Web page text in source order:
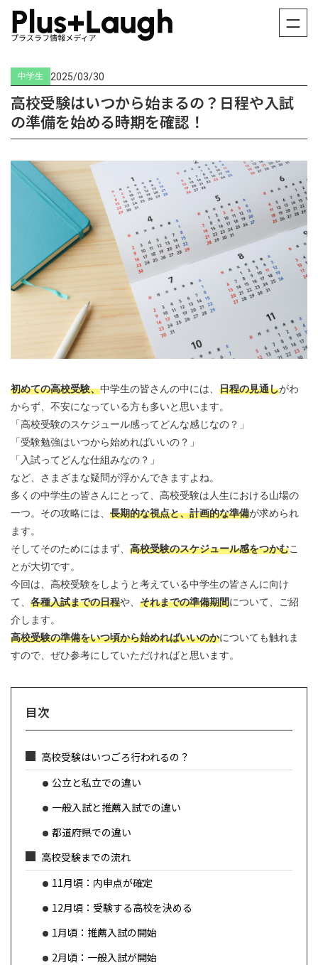
中学生 2025/03/30
高校受験はいつから始まるの？日程や入試
の準備を始める時期を確認！
初めての高校受験、中学生の皆さんの中には、 日程の見通しがわ
からず、不安になっている方も多いと思います。
「高校受験のスケジュール感ってどんな感じなの？」
「受験勉強はいつから始めればいいの？」
「入試ってどんな仕組みなの？」
など、さまざまな疑問が浮かんできますよね。
多くの中学生の皆さんにとって、高校受験は人生における山場の
一つ。その攻略には、 長期的な視点と、計画的な準備が求められ
ます。
そしてそのためにはまず、 高校受験のスケジュール感をつかむこ
とが大切です。
今回は、高校受験をしようと考えている中学生の皆さんに向け
て、 各種入試までの日程や、 それまでの準備期間について、ご紹
介します。
高校受験の準備をいつ頃から始めればいいのかについても触れま
すので、ぜひ参考にしていただければと思います。
目次
高校受験はいつごろ行われるの？
公立と私立での違い
一般入試と推薦入試での違い
都道府県での違い
高校受験までの流れ
11月頃：内申点が確定
12月頃：受験する高校を決める
1月頃：推薦入試の開始
2月頃：一般入試が開始